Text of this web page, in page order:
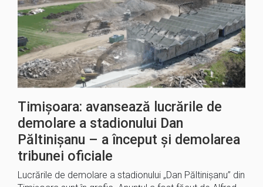
Timișoara: avansează lucrările de
demolare a stadionului Dan
Păltinișanu – a început și demolarea
tribunei oficiale
Lucrările de demolare a stadionului „Dan Păltinișanu” din